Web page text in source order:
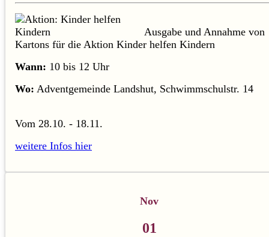
Ausgabe und Annahme von
Kartons für die Aktion Kinder helfen Kindern
Wann: 10 bis 12 Uhr
Wo: Adventgemeinde Landshut, Schwimmschulstr. 14
Vom 28.10. - 18.11.
weitere Infos hier
Nov
01